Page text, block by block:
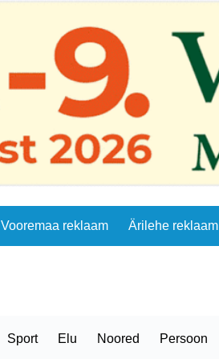
Vooremaa reklaam Ärilehe reklaam
Sport Elu Noored Persoon